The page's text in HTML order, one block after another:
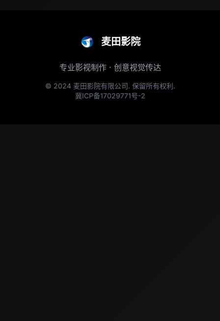
麦田影院
专业影视制作 · 创意视觉传达
© 2024 麦田影院有限公司. 保留所有权利.
冀ICP备17029771号-2